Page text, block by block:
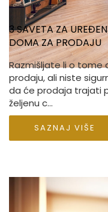
3 SAVETA ZA
DOMA ZA PRODAJU
Razmišljate li o tome
prodaju, ali niste
da će prodaja trajati
željenu c...
SAZNAJ VIŠE